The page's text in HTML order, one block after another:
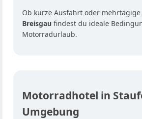
Ob kurze Ausfahrt oder
Breisgau findest du ideale
Motorradurlaub.
Motorradhotel in
Umgebung